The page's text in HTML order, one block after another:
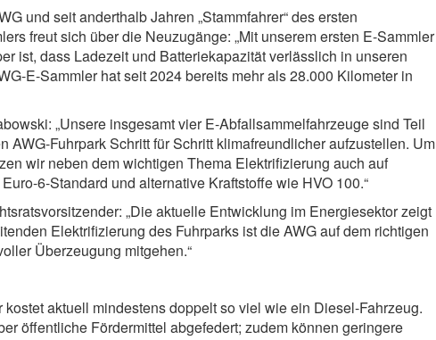
und seit anderthalb Jahren „Stammfahrer“ des ersten
freut sich über die Neuzugänge: „Mit unserem ersten E-Sammler
ist, dass Ladezeit und Batteriekapazität verlässlich in unseren
E-Sammler hat seit 2024 bereits mehr als 28.000 Kilometer in
„Unsere insgesamt vier E-Abfallsammelfahrzeuge sind Teil
AWG-Fuhrpark Schritt für Schritt klimafreundlicher aufzustellen. Um
wir neben dem wichtigen Thema Elektrifizierung auch auf
6-Standard und alternative Kraftstoffe wie HVO 100.“
„Die aktuelle Entwicklung im Energiesektor zeigt
Elektrifizierung des Fuhrparks ist die AWG auf dem richtigen
Überzeugung mitgehen.“
aktuell mindestens doppelt so viel wie ein Diesel-Fahrzeug.
öffentliche Fördermittel abgefedert; zudem können geringere